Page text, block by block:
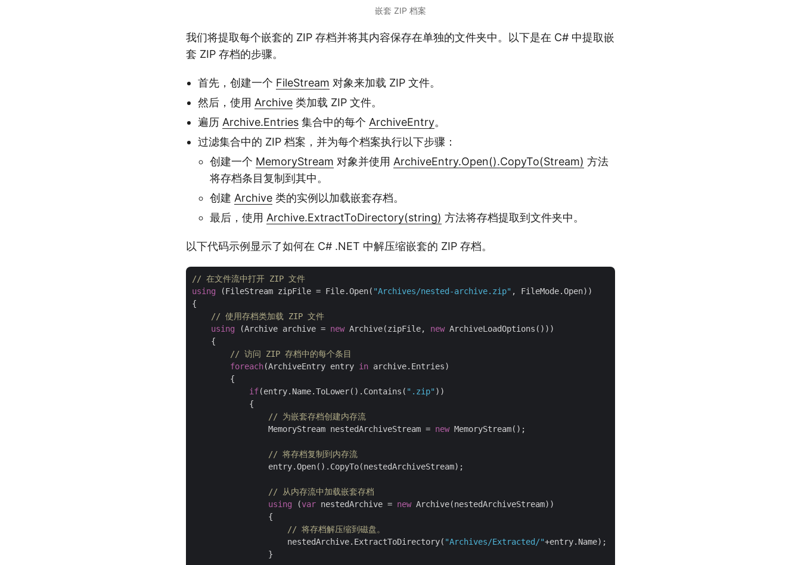
嵌套 ZIP 档案
我们将提取每个嵌套的 ZIP 存档并将其内容保存在单独的文件夹中。以下是在 C# 中提取嵌
套 ZIP 存档的步骤。
首先，创建一个 FileStream 对象来加载 ZIP 文件。
然后，使用 Archive 类加载 ZIP 文件。
遍历 Archive.Entries 集合中的每个 ArchiveEntry。
过滤集合中的 ZIP 档案，并为每个档案执行以下步骤：
创建一个 MemoryStream 对象并使用 ArchiveEntry.Open().CopyTo(Stream) 方法
将存档条目复制到其中。
创建 Archive 类的实例以加载嵌套存档。
最后，使用 Archive.ExtractToDirectory(string) 方法将存档提取到文件夹中。
以下代码示例显示了如何在 C# .NET 中解压缩嵌套的 ZIP 存档。
// 在文件流中打开 ZIP 文件
using (FileStream zipFile = File.Open( "Archives/nested-archive.zip" , FileMode.Open))
{
// 使用存档类加载 ZIP 文件
using (Archive archive = new Archive(zipFile, new ArchiveLoadOptions()))
    {
// 访问 ZIP 存档中的每个条目
foreach(ArchiveEntry entry in archive.Entries)
        {
if(entry.Name.ToLower().Contains( ".zip" ))
            {
// 为嵌套存档创建内存流
                MemoryStream nestedArchiveStream =
new MemoryStream();
// 将存档复制到内存流
                entry.Open().CopyTo(nestedArchiveStream);
// 从内存流中加载嵌套存档
using (var nestedArchive = new Archive(nestedArchiveStream))
                {
// 将存档解压缩到磁盘。
                    nestedArchive.ExtractToDirectory(
"Archives/Extracted/"+entry.Name);
                }